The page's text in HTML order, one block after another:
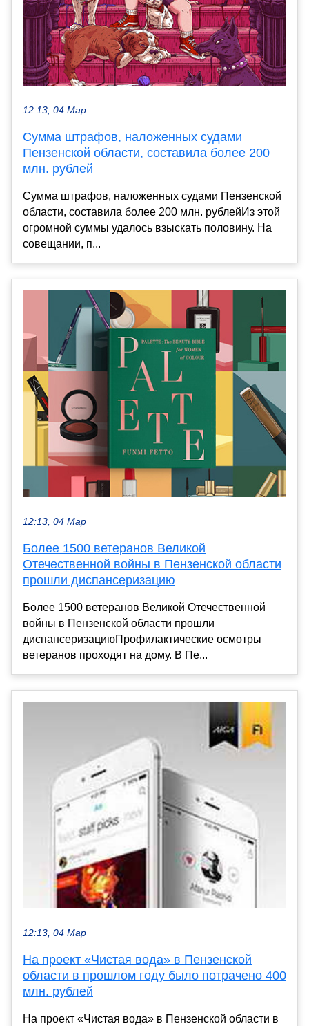
12:13, 04 Мар
Сумма штрафов, наложенных судами
Пензенской области, составила более 200
млн. рублей
Сумма штрафов, наложенных судами Пензенской
области, составила более 200 млн. рублейИз этой
огромной суммы удалось взыскать половину. На
совещании, п...
12:13, 04 Мар
Более 1500 ветеранов Великой
Отечественной войны в Пензенской области
прошли диспансеризацию
Более 1500 ветеранов Великой Отечественной
войны в Пензенской области прошли
диспансеризациюПрофилактические осмотры
ветеранов проходят на дому. В Пе...
12:13, 04 Мар
На проект «Чистая вода» в Пензенской
области в прошлом году было потрачено 400
млн. рублей
На проект «Чистая вода» в Пензенской области в